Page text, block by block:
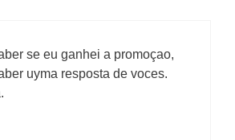
se eu ganhei a promoçao,
uyma resposta de voces.